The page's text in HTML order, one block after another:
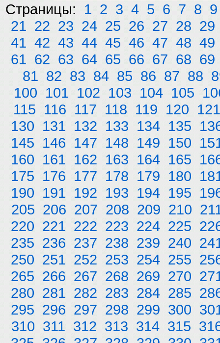
Страницы: 1 2 3 4 5 6 7 8 9
21 22 23 24 25 26 27 28 29
41 42 43 44 45 46 47 48 49
61 62 63 64 65 66 67 68 69
81 82 83 84 85 86 87 88
100 101 102 103 104 105
115 116 117 118 119 120 121
130 131 132 133 134 135
145 146 147 148 149 150
160 161 162 163 164 165
175 176 177 178 179 180
190 191 192 193 194 195
205 206 207 208 209 210
220 221 222 223 224 225
235 236 237 238 239 240
250 251 252 253 254 255
265 266 267 268 269 270
280 281 282 283 284 285
295 296 297 298 299 300
310 311 312 313 314 315